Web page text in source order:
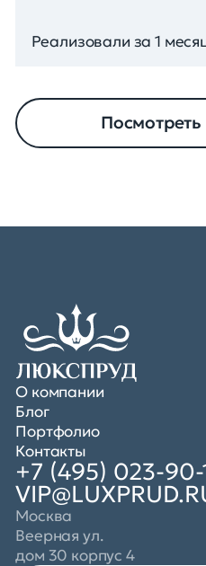
Реализовали за 1
+7 (495) 023-90-
Москва
Веерная ул.
дом 30 корпус 4
О компании
Блог
Портфолио
Контакты